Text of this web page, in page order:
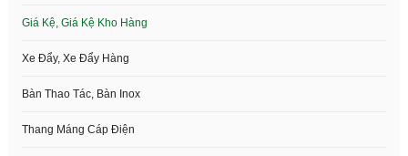
Giá Kệ, Giá Kệ Kho Hàng
Xe Đẩy, Xe Đẩy Hàng
Bàn Thao Tác, Bàn Inox
Thang Máng Cáp Điện